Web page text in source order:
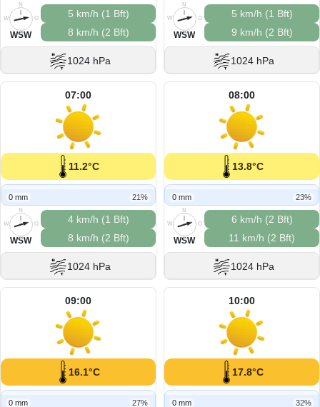
N
O
S
W
WSW
5 km/h (1 Bft)
8 km/h (2 Bft)
1024 hPa
N
O
S
W
WSW
5 km/h (1 Bft)
9 km/h (2 Bft)
1024 hPa
07:00
11.2°C
0 mm 21%
N
O
S
W
WSW
4 km/h (1 Bft)
8 km/h (2 Bft)
1024 hPa
08:00
13.8°C
0 mm 23%
N
O
S
W
WSW
6 km/h (2 Bft)
11 km/h (2 Bft)
1024 hPa
09:00
16.1°C
0 mm 27%
10:00
17.8°C
0 mm 32%